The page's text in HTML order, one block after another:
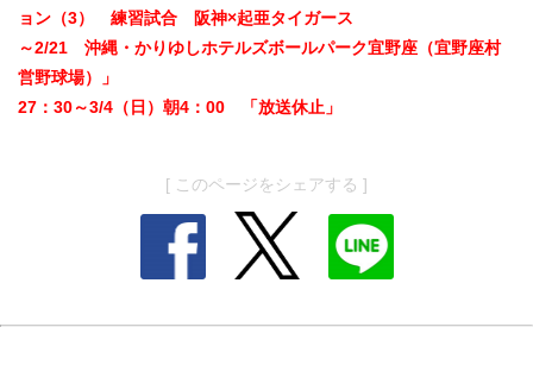
ョン（3） 練習試合 阪神×起亜タイガース
～2/21 沖縄・かりゆしホテルズボールパーク宜野座（宜野座村
営野球場）」
27：30～3/4（日）朝4：00 「放送休止」
[ このページをシェアする ]